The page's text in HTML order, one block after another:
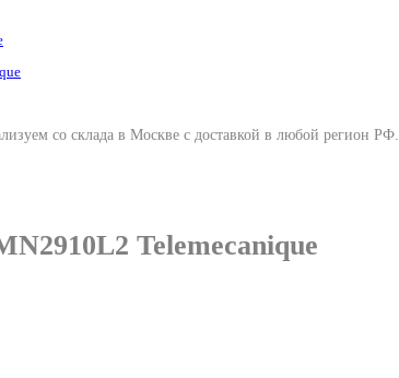
со склада в Москве с доставкой в любой регион РФ.
Telemecanique